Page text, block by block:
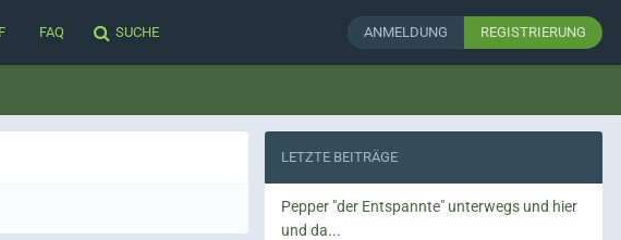
FAQ SUCHE ANMELDUNG REGISTRIERUNG
LETZTE BEITRÄGE
Pepper "der Entspannte" unterwegs und hier
und da...